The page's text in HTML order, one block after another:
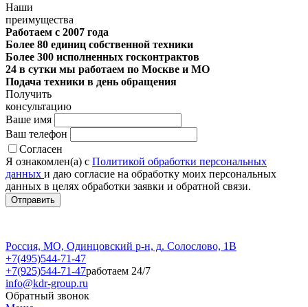
Наши
преимущества
Работаем с 2007 года
Более 80 единиц собственной техники
Более 300 исполненных госконтрактов
24 в сутки мы работаем по Москве и МО
Подача техники в день обращения
Получить
консультацию
Ваше имя
Ваш телефон
Согласен
Я ознакомлен(а) с Политикой обработки персональных
данных и даю согласие на обработку моих персональных
данных в целях обработки заявки и обратной связи.
Россия, МО, Одинцовский р-н, д. Солослово, 1В
+7(495)544-71-47
+7(925)544-71-47работаем 24/7
info@kdr-group.ru
Обратный звонок